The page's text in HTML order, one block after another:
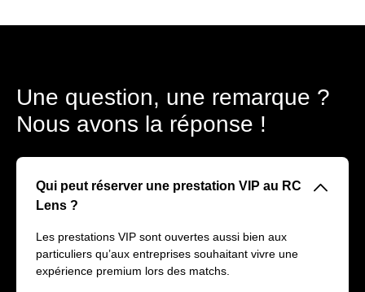
Une question, une remarque ?
Nous avons la réponse !
Qui peut réserver une prestation VIP au RC
Lens ?
􀆈
Les prestations VIP sont ouvertes aussi bien aux
particuliers qu’aux entreprises souhaitant vivre une
expérience premium lors des matchs.